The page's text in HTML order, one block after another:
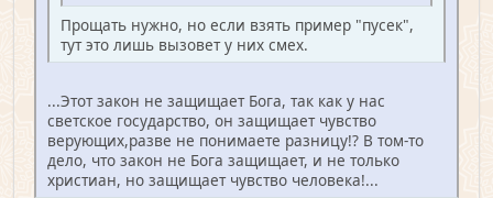
Прощать нужно, но если взять пример "пусек",
тут это лишь вызовет у них смех.
...Этот закон не защищает Бога, так как у нас
светское государство, он защищает чувство
верующих,разве не понимаете разницу!? В том-то
дело, что закон не Бога защищает, и не только
христиан, но защищает чувство человека!...